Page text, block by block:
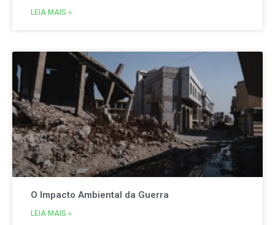
LEIA MAIS »
O Impacto Ambiental da Guerra
LEIA MAIS »